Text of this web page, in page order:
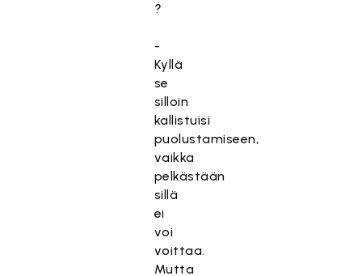
?
-
Kyllä
se
silloin
kallistuisi
puolustamiseen,
vaikka
pelkästään
sillä
ei
voi
voittaa.
Mutta